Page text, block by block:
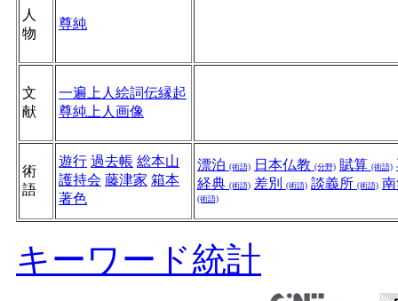
人
物
尊純
文
献
一遍上人絵詞伝縁起
尊純上人画像
術
語
遊行 過去帳 総本山
護持会 藤津家 箱本
著色
漂泊 (術語) 日本仏教 (分野) 賦算 (術語)
経典 (術語) 差別 (術語) 談義所 (術語)
(術語)
キーワード統計